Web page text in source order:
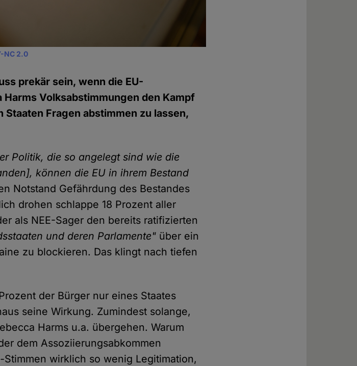
NC 2.0
prekär sein, wenn die EU-
Volksabstimmungen den Kampf
Fragen abstimmen zu lassen,
Politik, die so angelegt sind wie die
können die EU in ihrem Bestand
Notstand Gefährdung des Bestandes
drohen schlappe 18 Prozent aller
als NEE-Sager den bereits ratifizierten
und deren Parlamente" über ein
zu blockieren. Das klingt nach tiefen
der Bürger nur eines Staates
seine Wirkung. Zumindest solange,
Harms u.a. übergehen. Warum
dem Assoziierungsabkommen
wirklich so wenig Legitimation,